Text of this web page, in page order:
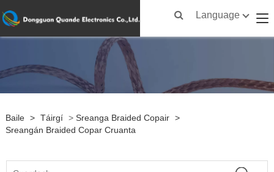
Language
Baile > Táirgí > Sreanga Braided Copair >
Sreangán Braided Copar Cruanta